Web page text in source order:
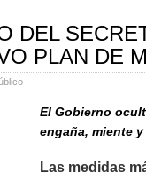
DEL
PLAN DE
El Gobierno
engaña, miente
Las medidas